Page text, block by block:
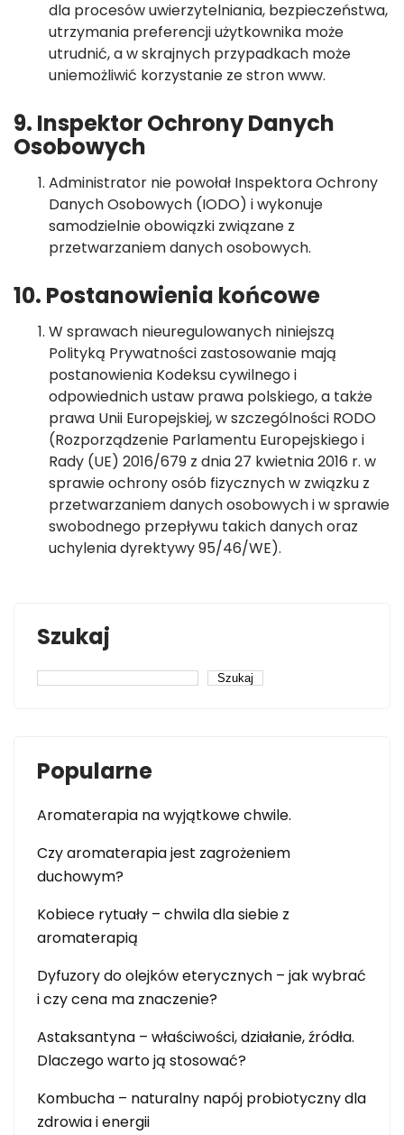
dla procesów uwierzytelniania, bezpieczeństwa,
utrzymania preferencji użytkownika może
utrudnić, a w skrajnych przypadkach może
uniemożliwić korzystanie ze stron www.
9. Inspektor Ochrony Danych
Osobowych
Administrator nie powołał Inspektora Ochrony
Danych Osobowych (IODO) i wykonuje
samodzielnie obowiązki związane z
przetwarzaniem danych osobowych.
10. Postanowienia końcowe
W sprawach nieuregulowanych niniejszą
Polityką Prywatności zastosowanie mają
postanowienia Kodeksu cywilnego i
odpowiednich ustaw prawa polskiego, a także
prawa Unii Europejskiej, w szczególności RODO
(Rozporządzenie Parlamentu Europejskiego i
Rady (UE) 2016/679 z dnia 27 kwietnia 2016 r. w
sprawie ochrony osób fizycznych w związku z
przetwarzaniem danych osobowych i w sprawie
swobodnego przepływu takich danych oraz
uchylenia dyrektywy 95/46/WE).
Szukaj
Szukaj
Popularne
Aromaterapia na wyjątkowe chwile.
Czy aromaterapia jest zagrożeniem
duchowym?
Kobiece rytuały – chwila dla siebie z
aromaterapią
Dyfuzory do olejków eterycznych – jak wybrać
i czy cena ma znaczenie?
Astaksantyna – właściwości, działanie, źródła.
Dlaczego warto ją stosować?
Kombucha – naturalny napój probiotyczny dla
zdrowia i energii